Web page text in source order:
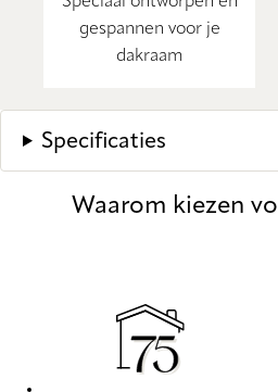
gespannen voor je
dakraam
Specificaties
Waarom kiezen